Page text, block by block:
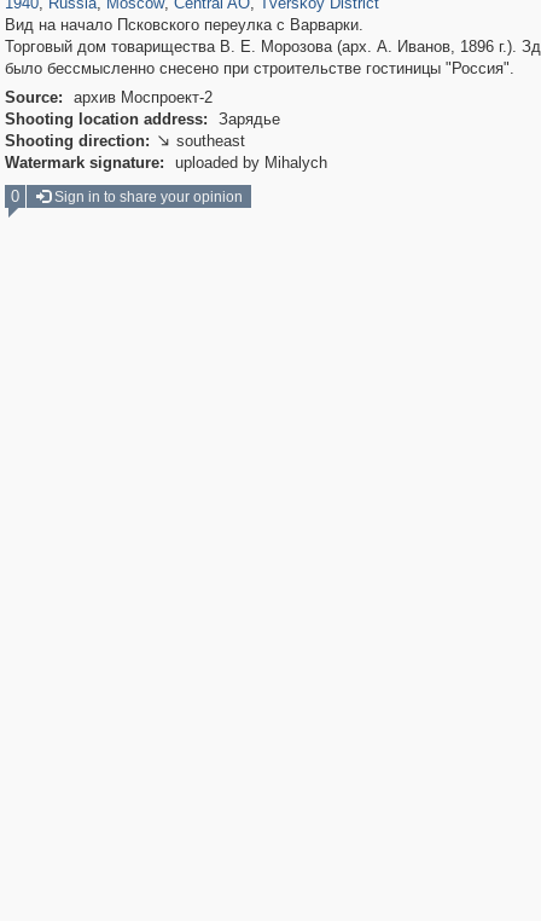
Вид на начало Псковского переулка с Варварки.
Торговый дом товарищества В. Е. Морозова (арх. А. Иванов, 1896 г.).
было бессмысленно снесено при строительстве гостиницы "Россия".
Source:
архив Моспроект-2
Shooting location address:
Зарядье
Shooting direction:  southeast
Watermark signature:
uploaded by Mihalych
0
Sign in to share your opinion